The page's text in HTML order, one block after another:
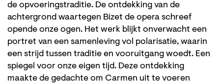
de opvoeringstraditie. De ontdekking van de
achtergrond waartegen Bizet de opera schreef
opende onze ogen. Het werk blijkt onverwacht een
portret van een samenleving vol polarisatie, waarin
een strijd tussen traditie en vooruitgang woedt. Een
spiegel voor onze eigen tijd. Deze ontdekking
maakte de gedachte om Carmen uit te voeren